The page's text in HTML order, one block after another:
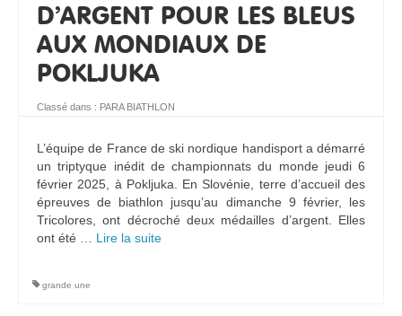
D’ARGENT POUR LES BLEUS
AUX MONDIAUX DE
POKLJUKA
Classé dans : PARA BIATHLON
L’équipe de France de ski nordique handisport a démarré
un triptyque inédit de championnats du monde jeudi 6
février 2025, à Pokljuka. En Slovénie, terre d’accueil des
épreuves de biathlon jusqu’au dimanche 9 février, les
Tricolores, ont décroché deux médailles d’argent. Elles
ont été … Lire la suite­­
grande une